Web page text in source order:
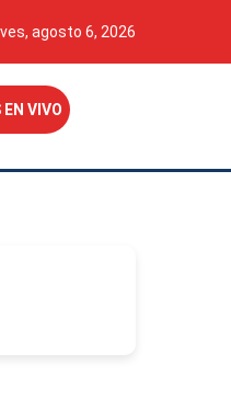
agosto 6, 2026
EN VIVO